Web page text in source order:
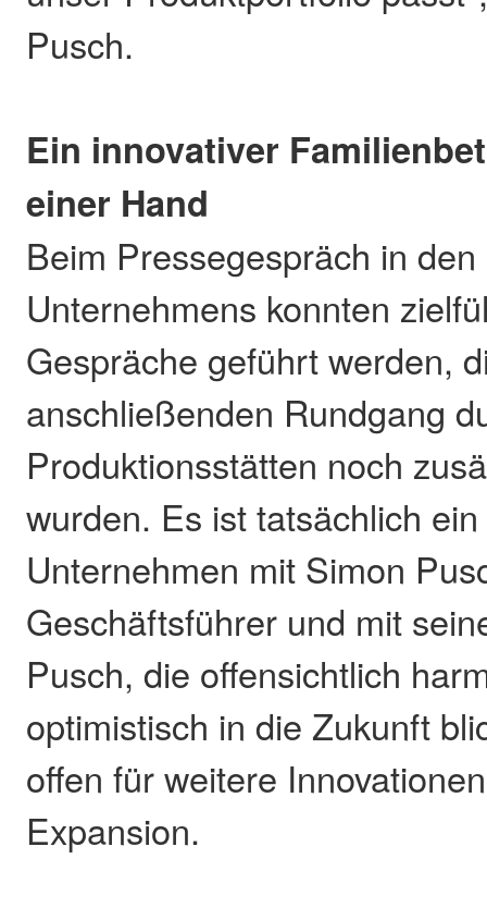
Pusch.
Ein innovativer
einer Hand
Beim Pressegespräch in
Unternehmens konnten
Gespräche geführt werden,
anschließenden Rundgang
Produktionsstätten noch
wurden. Es ist tatsächlich
Unternehmen mit Simon
Geschäftsführer und mit
Pusch, die offensichtlich
optimistisch in die Zukunft
offen für weitere
Expansion.